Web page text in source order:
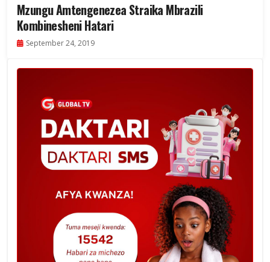
Mzungu Amtengenezea Straika Mbrazili
Kombinesheni Hatari
September 24, 2019